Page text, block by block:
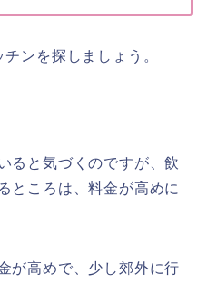
ンを探しましょう。
ると気づくのですが、飲
ところは、料金が高めに
が高めで、少し郊外に行